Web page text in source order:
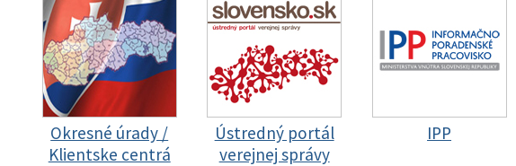
Okresné úrady /
Klientske centrá
Ústredný portál
verejnej správy
IPP